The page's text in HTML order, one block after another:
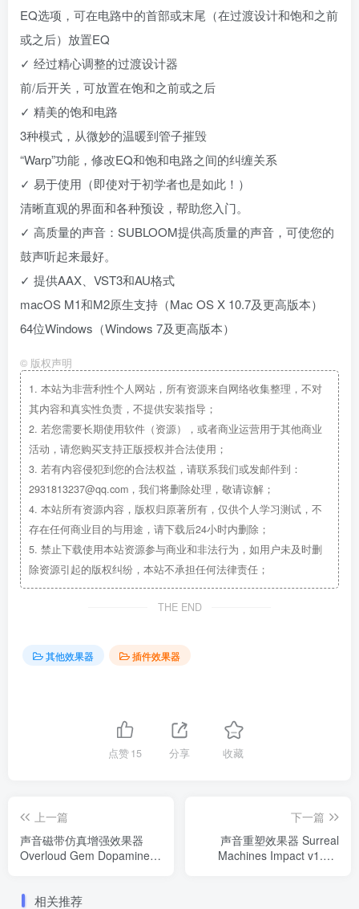
EQ选项，可在电路中的首部或末尾（在过渡设计和饱和之前
或之后）放置EQ
✓ 经过精心调整的过渡设计器
前/后开关，可放置在饱和之前或之后
✓ 精美的饱和电路
3种模式，从微妙的温暖到管子摧毁
“Warp”功能，修改EQ和饱和电路之间的纠缠关系
✓ 易于使用（即使对于初学者也是如此！）
清晰直观的界面和各种预设，帮助您入门。
✓ 高质量的声音：SUBLOOM提供高质量的声音，可使您的
鼓声听起来最好。
✓ 提供AAX、VST3和AU格式
macOS M1和M2原生支持（Mac OS X 10.7及更高版本）
64位Windows（Windows 7及更高版本）
© 版权声明
1. 本站为非营利性个人网站，所有资源来自网络收集整理，不对
其内容和真实性负责，不提供安装指导；
2. 若您需要长期使用软件（资源），或者商业运营用于其他商业
活动，请您购买支持正版授权并合法使用；
3. 若有内容侵犯到您的合法权益，请联系我们或发邮件到：
2931813237@qq.com，我们将删除处理，敬请谅解；
4. 本站所有资源内容，版权归原著所有，仅供个人学习测试，不
存在任何商业目的与用途，请下载后24小时内删除；
5. 禁止下载使用本站资源参与商业和非法行为，如用户未及时删
除资源引起的版权纠纷，本站不承担任何法律责任；
THE END
其他效果器 插件效果器
点赞15 分享 收藏
上一篇
声音磁带仿真增强效果器
Overloud Gem Dopamine
下一篇
声音重塑效果器 Surreal
Machines Impact v1.1.1
相关推荐